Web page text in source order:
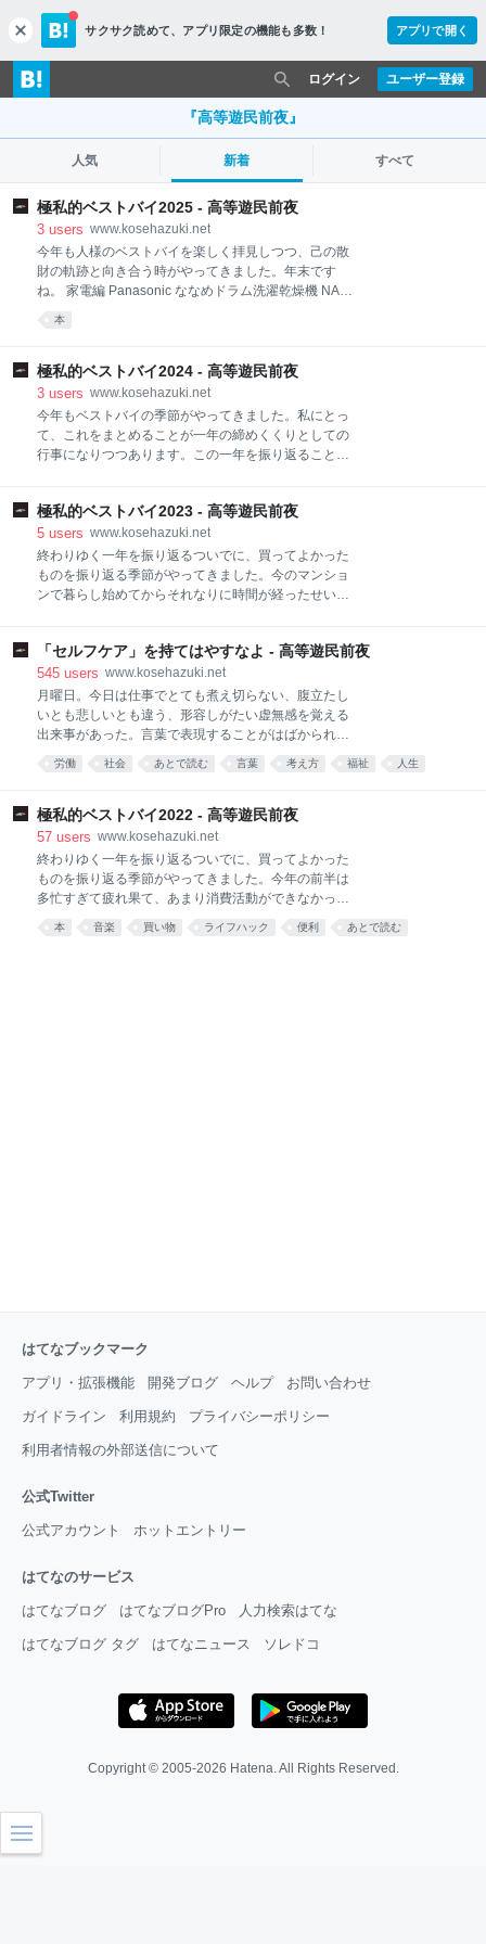
c
l
o
s
サクサク読めて、 アプリ限定の機能も多数！ アプリで開く
ユーザー登録
ログイン
『高等遊民前夜』
人気 新着 すべて
極私的ベストバイ2025 - 高等遊民前夜
3 users www.kosehazuki.net
今年も人様のベストバイを楽しく拝見しつつ、己の散
財の軌跡と向き合う時がやってきました。年末です
ね。 家電編 Panasonic ななめドラム洗濯乾燥機 NA-
LX129D(※購入時) M4 MacBook Air(2025) 13インチ 日
用品編 Redecker オーストリッチ羽はたき 貝印 KAI 軽
美容編 KISO CARE アゼライン酸クリーム20% 食べ物
編 シヅカ洋菓子店 クッキー缶 モスバーガー監修 オ
ニポテスナックス 無印良品 キンダープンシュ ファッ
ション編 HOMME PLISSÉ ISSEY MIYAKE TAILORED
PLEARS 2 小説・エッセイ・書籍等編 絶対に終電を逃
す、宇宙までも
本
極私的ベストバイ2024 - 高等遊民前夜
3 users www.kosehazuki.net
今年もベストバイの季節がやってきました。私にとっ
て、これをまとめることが一年の締めくくりとしての
行事になりつつあります。この一年を振り返ることが
ンクはアフィリエイトです。気になったら押していた
だけると、夫婦二人分の牛丼を買えるくらいの収入が
私に入るかもしれません。でも、商品の参考情報とし
て貼っているだけなので、スルーで大丈夫です。（去
年は牛丼８食分くらいの収入になりました。ありがと
ンレス つまめるミニトング オーラルケア フレアフ
ロス hibi 10MINUTES AROMA Nexcare 靴ずれ保護テ
ープ 3M 美容編 tfit カバーアッププロコンシーラー
COTA CON
極私的ベストバイ2023 - 高等遊民前夜
5 users www.kosehazuki.net
終わりゆく一年を振り返るついでに、買ってよかった
ものを振り返る季節がやってきました。今のマンショ
ンで暮らし始めてからそれなりに時間が経ったせい
た。その反面、あまり本などを読めなかったと思う。
そのための時間を捻出できなかった。色々と買ったも
のはありますが、人にもお勧めできるものを挙げられ
るよう頑張ります。 なお、アマゾン・楽天のリンクは
アフィリエイトです。気になったら押していただける
ります。でも、商品の参考情報として貼っているだけ
くらいの収入になりました。ありがとうございま
す。） 日用品編 Aesop サラシナ アロマティック イン
曲げ
「セルフケア」を持てはやすなよ - 高等遊民前夜
545 users www.kosehazuki.net
月曜日。今日は仕事でとても煮え切らない、腹立たし
いとも悲しいとも違う、形容しがたい虚無感を覚える
出来事があった。言葉で表現することがはばかられる
ような出来事だ。婉曲的に、平たくいえば、多忙な働
き方を強いられることで健康を損なう人がたくさん出
に共有されたのは、「みなさんも抱えこまないように
気をつけましょう」という耳触りのいい忠告だった。
セルフケアは大切だと思うし、方法はどうであれ自分
の機嫌を自分でとっていけたらいいなと感じるけれ
ど、セルフケアを持てはやしすぎると「社会に不満を
だ」的な話になりかねないから少し警戒している— 八
労働 社会 あとで読む 言葉 考え方 福祉 人生
極私的ベストバイ2022 - 高等遊民前夜
57 users www.kosehazuki.net
終わりゆく一年を振り返るついでに、買ってよかった
ものを振り返る季節がやってきました。今年の前半は
多忙すぎて疲れ果て、あまり消費活動ができなかった
んですが、下半期からは残業代で得たお金を手にそれ
なりの散財をできました。いろいろ買ったものはある
本 音楽 買い物 ライフハック 便利 あとで読む
はてなブックマーク
アプリ・拡張機能 開発ブログ ヘルプ お問い合わせ
ガイドライン 利用規約 プライバシーポリシー
利用者情報の外部送信について
公式Twitter
公式アカウント ホットエントリー
はてなのサービス
はてなブログ はてなブログPro 人力検索はてな
はてなブログ タグ はてなニュース ソレドコ
Copyright © 2005-2026 Hatena. All Rights Reserved.